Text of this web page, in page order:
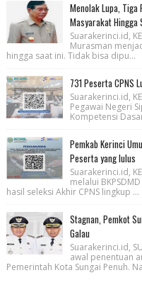
Menolak Lupa,
Masyarakat Hingga
Suarakerinci.id,
Murasman
hingga saat ini. Tidak bisa dipu...
731 Peserta CPNS
Suarakerinci.id,
Pegawai Negeri
Kompetensi
Pemkab Kerinci
Peserta yang lulus
Suarakerinci.id,
melalui
hasil seleksi Akhir CPNS lingkup ...
Stagnan, Pemkot
Galau
Suarakerinci.id,
awal penentuan
Pemerintah Kota Sungai Penuh.